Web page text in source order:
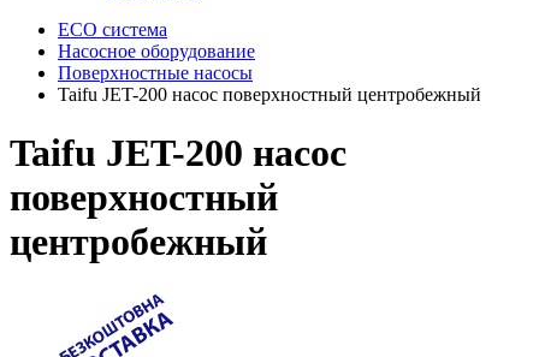
ECO система
Насосное оборудование
Поверхностные насосы
Taifu JET-200 насос поверхностный центробежный
Taifu JET-200 насос
поверхностный
центробежный